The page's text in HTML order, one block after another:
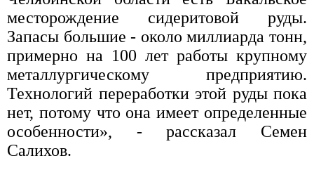
месторождение сидеритовой руды.
Запасы большие - около миллиарда тонн,
примерно на 100 лет работы крупному
металлургическому предприятию.
Технологий переработки этой руды пока
нет, потому что она имеет определенные
особенности», - рассказал Семен
Салихов.